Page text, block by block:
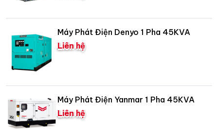
Máy Phát Điện Denyo 1 Pha 45KVA
Liên hệ
Máy Phát Điện Yanmar 1 Pha 45KVA
Liên hệ